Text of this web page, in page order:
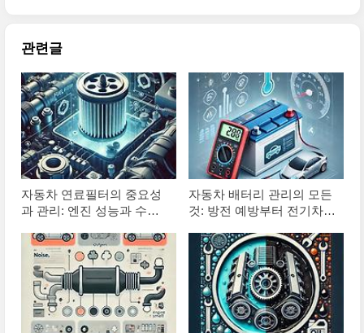
관련글
자동차 연료필터의 중요성
과 관리: 엔진 성능과 수명
자동차 배터리 관리의 모든
것: 방전 예방부터 전기차